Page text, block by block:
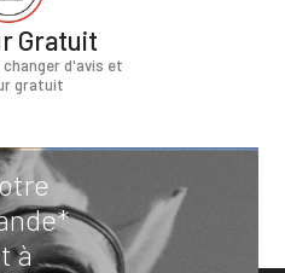
Gratuit
d'avis et
gratuit
à